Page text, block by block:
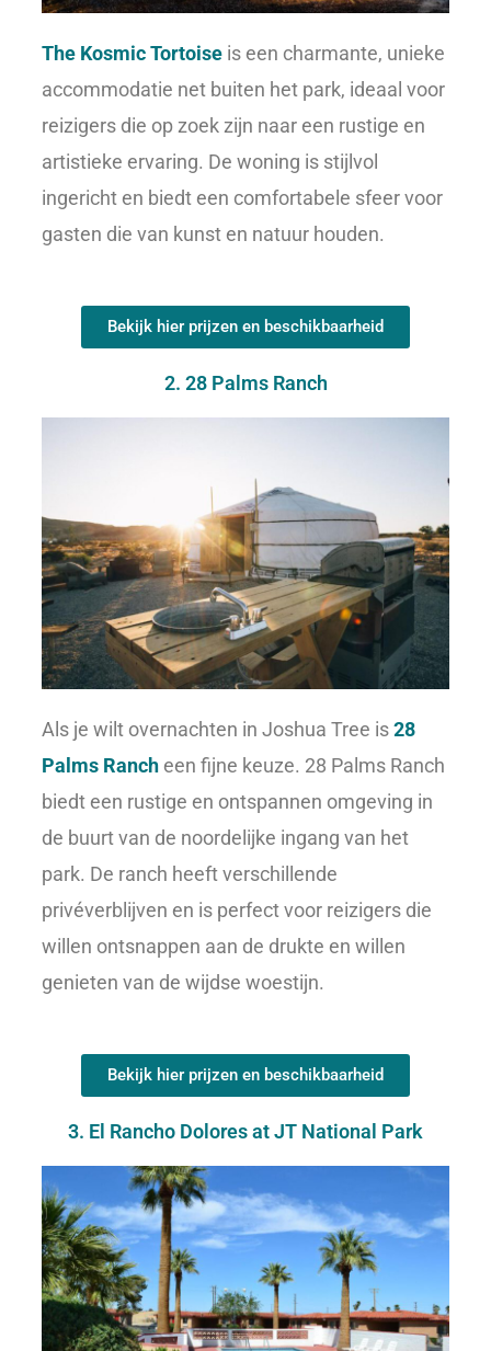
The Kosmic Tortoise is een charmante, unieke
accommodatie net buiten het park, ideaal voor
reizigers die op zoek zijn naar een rustige en
artistieke ervaring. De woning is stijlvol
ingericht en biedt een comfortabele sfeer voor
gasten die van kunst en natuur houden.
Bekijk hier prijzen en beschikbaarheid
2. 28 Palms Ranch
Als je wilt overnachten in Joshua Tree is28
Palms Ranch een fijne keuze. 28 Palms Ranch
biedt een rustige en ontspannen omgeving in
de buurt van de noordelijke ingang van het
park. De ranch heeft verschillende
privéverblijven en is perfect voor reizigers die
willen ontsnappen aan de drukte en willen
genieten van de wijdse woestijn.
Bekijk hier prijzen en beschikbaarheid
3. El Rancho Dolores at JT National Park